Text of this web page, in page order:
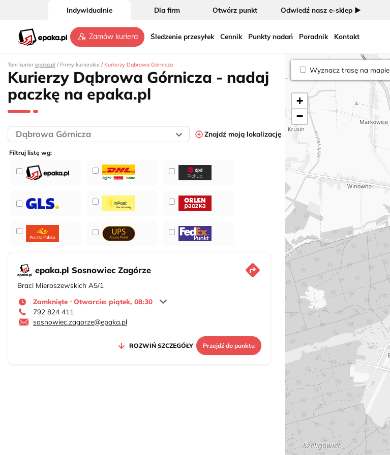
Indywidualnie Dla firm Otwórz punkt Odwiedź nasz e-sklep ►
Zamów kuriera Śledzenie przesyłek Cennik Punkty nadań Poradnik Kontakt
Tani kurier epaka.pl / Firmy kurierskie / Kurierzy Dąbrowa Górnicza
Kurierzy Dąbrowa Górnicza - nadaj
paczkę na epaka.pl
Znajdź moją lokalizację
Filtruj listę wg:
epaka.pl Sosnowiec Zagórze
Braci Mieroszewskich A5/1
Zamknięte ⋅ Otwarcie: piątek, 08:30
792 824 411
sosnowiec.zagorze@epaka.pl
ROZWIŃ SZCZEGÓŁY Przejdź do punktu
Wyznacz trasę na mapie
+
−